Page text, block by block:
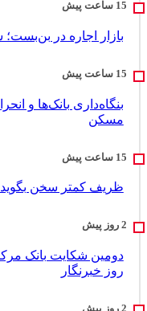
بازار اجاره در
بنگاه‌داری بانک‌ها و
مسکن
ظریف کمتر سخن بگوید
دومین شکایت بانک
روز خبرنگار